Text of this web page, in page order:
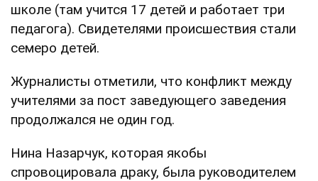
школе (там учится 17 детей и работает три
педагога). Свидетелями происшествия стали
семеро детей.
Журналисты отметили, что конфликт между
учителями за пост заведующего заведения
продолжался не один год.
Нина Назарчук, которая якобы
спровоцировала драку, была руководителем